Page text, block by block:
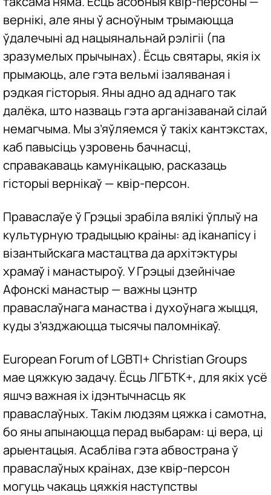
вернікі, але яны ў асноўным трымаюцца
ўдалечыні ад нацыянальнай рэлігіі (па
зразумелых прычынах). Ёсць святары, якія іх
прымаюць, але гэта вельмі ізаляваная і
рэдкая гісторыя. Яны адно ад аднаго так
далёка, што назваць гэта арганізаванай сілай
немагчыма. Мы з’яўляемся ў такіх кантэкстах,
каб павысіць узровень бачнасці,
справакаваць камунікацыю, расказаць
гісторыі вернікаў — квір-персон.
Праваслаўе ў Грэцыі зрабіла вялікі ўплыў на
культурную традыцыю краіны: ад іканапісу і
візантыйскага мастацтва да архітэктуры
храмаў і манастыроў. У Грэцыі дзейнічае
Афонскі манастыр — важны цэнтр
праваслаўнага манаства і духоўнага жыцця,
куды з’язджаюцца тысячы паломнікаў.
European Forum of LGBTI+ Christian Groups
мае цяжкую задачу. Ёсць ЛГБТК+, для якіх усё
яшчэ важная іх ідэнтычнасць як
праваслаўных. Такім людзям цяжка і самотна,
бо яны апынаюцца перад выбарам: ці вера, ці
арыентацыя. Асабліва гэта абвострана ў
праваслаўных краінах, дзе квір-персон
могуць чакаць цяжкія наступствы